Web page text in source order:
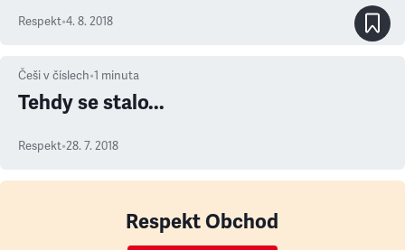
Respekt•4. 8. 2018
Češi v číslech•1 minuta
Tehdy se stalo...
Respekt•28. 7. 2018
Respekt Obchod